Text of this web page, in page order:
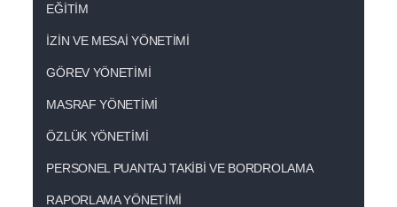
EĞITIM
İZIN VE MESAI YÖNETİMİ
GÖREV YÖNETIMI
MASRAF YÖNETIMI
ÖZLÜK YÖNETIMI
PERSONEL PUANTAJ TAKIBI VE BORDROLAMA
RAPORLAMA YÖNETIMI